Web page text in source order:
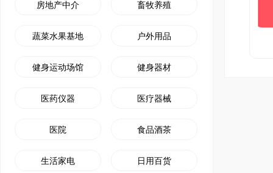
房地产中介 畜牧养殖
蔬菜水果基地 户外用品
健身运动场馆 健身器材
医药仪器 医疗器械
医院 食品酒茶
生活家电 日用百货